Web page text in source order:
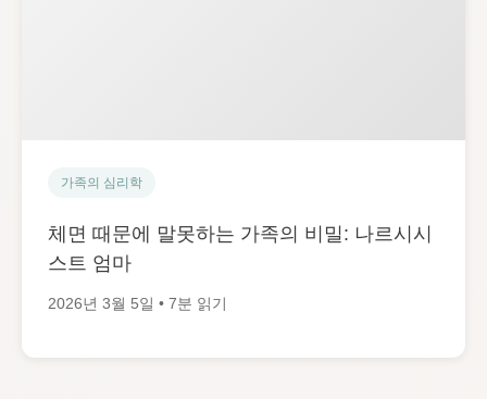
가족의 심리학
체면 때문에 말못하는 가족의 비밀: 나르시시
스트 엄마
2026년 3월 5일 • 7분 읽기